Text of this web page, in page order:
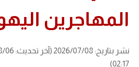
المهاجرين
02:17)